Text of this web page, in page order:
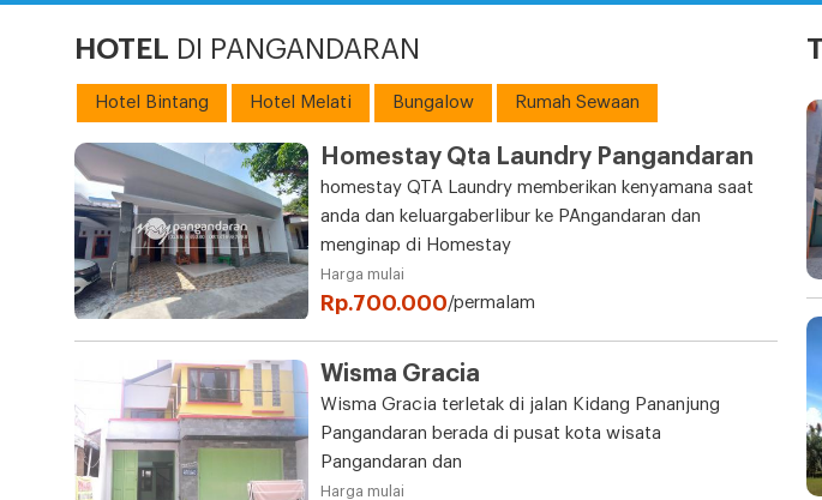
HOTEL DI PANGANDARAN
Hotel Bintang Hotel Melati Bungalow Rumah Sewaan
Homestay Qta Laundry Pangandaran
homestay QTA Laundry memberikan kenyamana saat
anda dan keluargaberlibur ke PAngandaran dan
menginap di Homestay
Harga mulai
Rp.700.000/permalam
Wisma Gracia
Wisma Gracia terletak di jalan Kidang Pananjung
Pangandaran berada di pusat kota wisata
Pangandaran dan
Harga mulai